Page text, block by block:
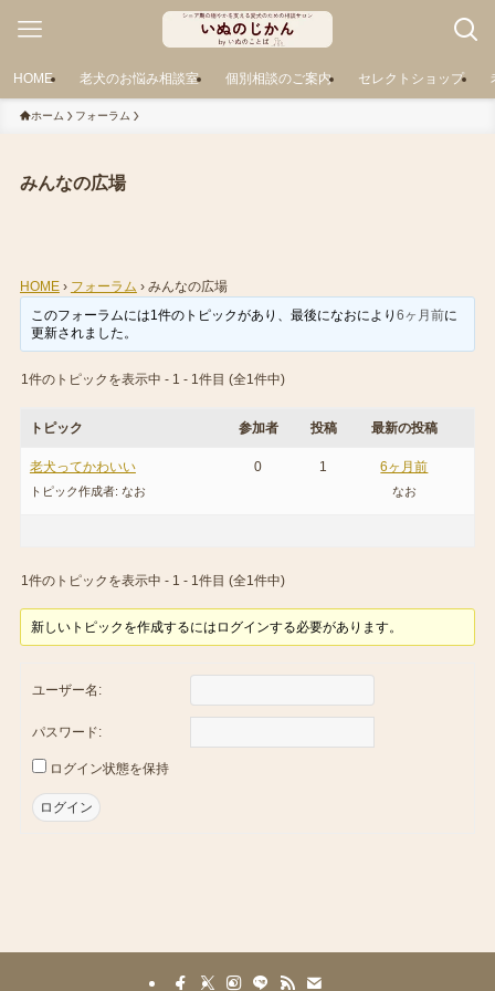
HOME 老犬のお悩み相談室 個別相談のご案内 セレクトショップ
ホーム フォーラム
みんなの広場
HOME › フォーラム › みんなの広場
このフォーラムには1件のトピックがあり、最後になおにより6ヶ月前に
更新されました。
1件のトピックを表示中 - 1 - 1件目 (全1件中)
トピック 参加者 投稿 最新の投稿
老犬ってかわいい
トピック作成者: なお
0 1 6ヶ月前
なお
1件のトピックを表示中 - 1 - 1件目 (全1件中)
新しいトピックを作成するにはログインする必要があります。
ユーザー名:
パスワード:
ログイン状態を保持
ログイン